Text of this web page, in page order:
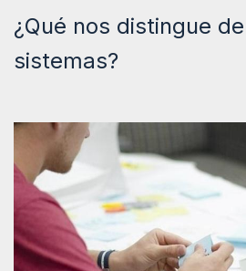
¿Qué nos distingue
sistemas?